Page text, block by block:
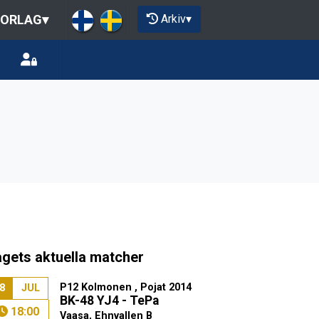
▾ Arkiv▾
aktuella matcher
JUL
18:00
P12 Kolmonen , Pojat 2014
BK-48 YJ4 - TePa
Vaasa, Ehnvallen B